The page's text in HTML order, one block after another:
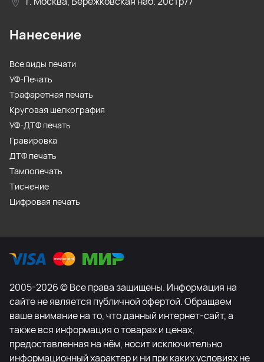
Нанесение
Все виды печати
УФ-Печать
Трафаретная печать
Круговая шелкография
УФ-ДТФ печать
Гравировка
ДТФ печать
Тампопечать
Тиснение
Цифровая печать
2005-2026 © Все права защищены. Информация на
сайте не является публичной офертой. Обращаем
ваше внимание на то, что данный интернет-сайт, а
также вся информация о товарах и ценах,
предоставленная на нём, носит исключительно
информационный характер и ни при каких условиях не